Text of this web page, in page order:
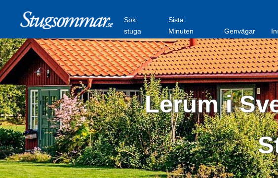
Sök
stuga
Sista
Minuten
Genvägar
Lerum i